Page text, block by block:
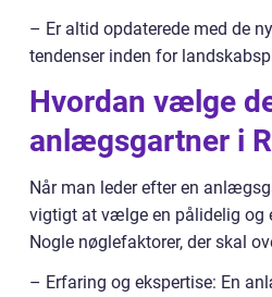
– Er altid opdaterede med de
tendenser inden for
Hvordan vælge
anlægsgartner i
Når man leder efter en
vigtigt at vælge en pålidelig og
Nogle nøglefaktorer, der skal
– Erfaring og ekspertise: En